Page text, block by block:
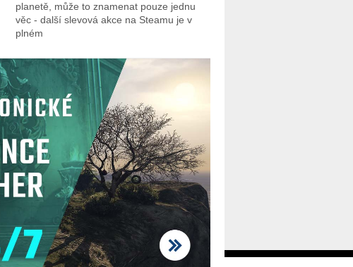
planetě, může to znamenat pouze jednu
věc - další slevová akce na Steamu je v
plném